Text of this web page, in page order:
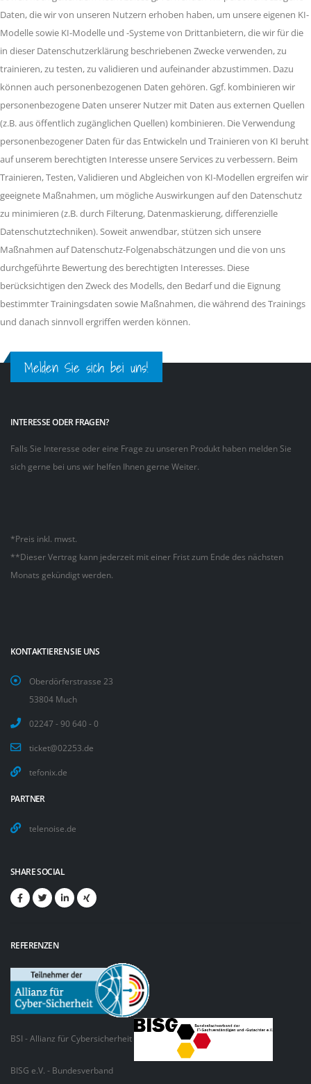
Daten, die wir von unseren Nutzern erhoben haben, um unsere eigenen KI-
Modelle sowie KI-Modelle und -Systeme von Drittanbietern, die wir für die
in dieser Datenschutzerklärung beschriebenen Zwecke verwenden, zu
trainieren, zu testen, zu validieren und aufeinander abzustimmen. Dazu
können auch personenbezogenen Daten gehören. Ggf. kombinieren wir
personenbezogene Daten unserer Nutzer mit Daten aus externen Quellen
(z.B. aus öffentlich zugänglichen Quellen) kombinieren. Die Verwendung
personenbezogener Daten für das Entwickeln und Trainieren von KI beruht
auf unserem berechtigten Interesse unsere Services zu verbessern. Beim
Trainieren, Testen, Validieren und Abgleichen von KI-Modellen ergreifen wir
geeignete Maßnahmen, um mögliche Auswirkungen auf den Datenschutz
zu minimieren (z.B. durch Filterung, Datenmaskierung, differenzielle
Datenschutztechniken). Soweit anwendbar, stützen sich unsere
Maßnahmen auf Datenschutz-Folgenabschätzungen und die von uns
durchgeführte Bewertung des berechtigten Interesses. Diese
berücksichtigen den Zweck des Modells, den Bedarf und die Eignung
bestimmter Trainingsdaten sowie Maßnahmen, die während des Trainings
und danach sinnvoll ergriffen werden können.
Melden Sie sich bei uns!
INTERESSE ODER FRAGEN?
Falls Sie Interesse oder eine Frage zu unseren Produkt haben melden Sie
sich gerne bei uns wir helfen Ihnen gerne Weiter.
*Preis inkl. mwst.
**Dieser Vertrag kann jederzeit mit einer Frist zum Ende des nächsten
Monats gekündigt werden.
KONTAKTIEREN SIE UNS
Oberdörferstrasse 23
53804 Much
02247 - 90 640 - 0
ticket@02253.de
tefonix.de
PARTNER
telenoise.de
SHARE SOCIAL
REFERENZEN
BSI - Allianz für Cybersicherheit
BISG e.V. - Bundesverband